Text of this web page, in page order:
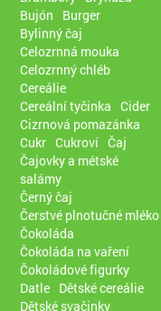
Bujón
Burger
Bylinný čaj
Celozrnná mouka
Celozrnný chléb
Cereálie
Cereální tyčinka Cider
Cizrnová pomazánka
Cukr Cukroví Čaj
Čajovky a métské
salámy
Černý čaj
Čerstvé plnotučné mléko
Čokoláda
Čokoláda na vaření
Čokoládové figurky
Datle Dětské cereálie
Dětské svačinky